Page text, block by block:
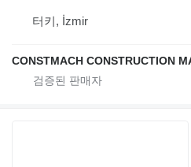
터키, İzmir
CONSTMACH CONSTRUCTION